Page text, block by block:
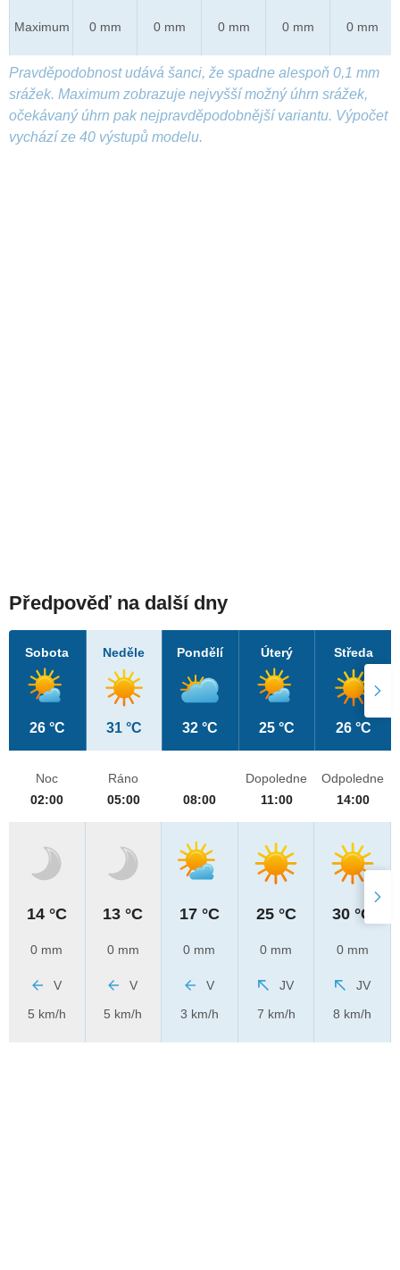
Maximum 0 mm 0 mm 0 mm 0 mm 0 mm
Pravděpodobnost udává šanci, že spadne alespoň 0,1 mm
srážek. Maximum zobrazuje nejvyšší možný úhrn srážek,
očekávaný úhrn pak nejpravděpodobnější variantu. Výpočet
vychází ze 40 výstupů modelu.
Předpověď na další dny
Sobota
26 °C
Neděle
31 °C
Pondělí
32 °C
Úterý
25 °C
Středa
26 °C
Noc
02:00
14 °C
0 mm
V
5 km/h
Ráno
05:00
13 °C
0 mm
V
5 km/h
08:00
17 °C
0 mm
V
3 km/h
Dopoledne
11:00
25 °C
0 mm
JV
7 km/h
Odpoledne
14:00
30 °C
0 mm
JV
8 km/h